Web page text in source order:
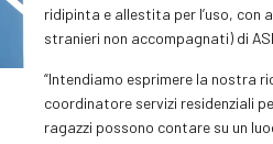
ridipinta e allestita per l’uso, con
stranieri non accompagnati) di
“Intendiamo esprimere la nostra
coordinatore servizi residenziali
ragazzi possono contare su un